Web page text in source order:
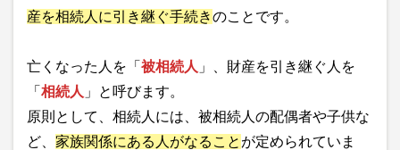
産を相続人に引き継ぐ手続きのことです。
亡くなった人を「 被相続人 」、財産を引き継ぐ人を
「 相続人 」と呼びます。
原則として、相続人には、被相続人の配偶者や子供な
ど、 家族関係にある人がなること が定められていま